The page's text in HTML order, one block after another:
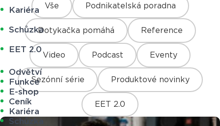
Kariéra
Schůzka
EET 2.0
Odvětví
Funkce
E-shop
Ceník
Kariéra
Schůzka
Vše Podnikatelská poradna
Dotykačka pomáhá Reference
Video Podcast Eventy
Sezónní série Produktové novinky
EET 2.0